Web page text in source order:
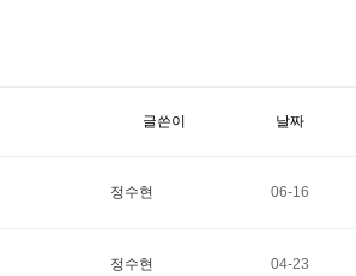
글쓴이 날짜
정수현 06-16
정수현 04-23